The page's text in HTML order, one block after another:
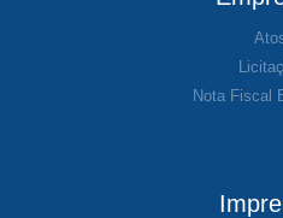
Nota Fiscal